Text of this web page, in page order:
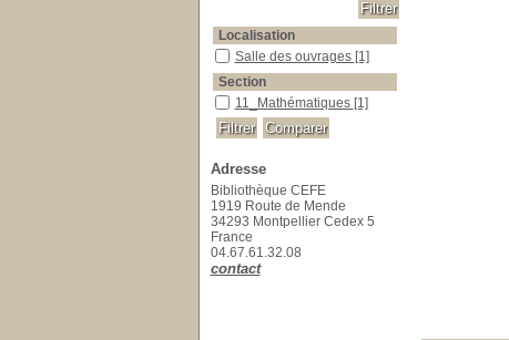
Localisation
Salle des ouvrages
Salle des ouvrages [1]
Section
11_Mathématiques
11_Mathématiques [1]
Adresse
Bibliothèque CEFE
1919 Route de Mende
34293 Montpellier Cedex 5
France
04.67.61.32.08
contact